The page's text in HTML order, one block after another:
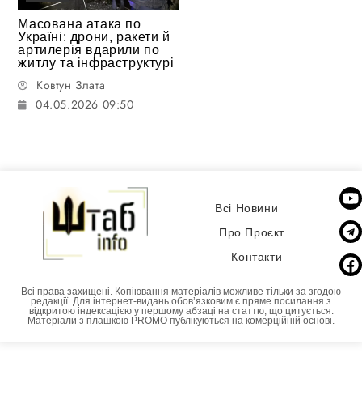
Масована атака по
Україні: дрони, ракети й
артилерія вдарили по
житлу та інфраструктурі
Ковтун Злата
04.05.2026 09:50
Всі Новини
Про Проєкт
Контакти
Всі права захищені. Копіювання матеріалів можливе тільки за згодою
редакції. Для інтернет-видань обовʼязковим є пряме посилання з
відкритою індексацією у першому абзаці на статтю, що цитується.
Матеріали з плашкою PROMO публікуються на комерційній основі.